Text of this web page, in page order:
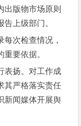
出版物市场原则
告上级部门。
次检查情况，
要依据。
扬。对工作成
其严格落实责任
新闻媒体开展舆